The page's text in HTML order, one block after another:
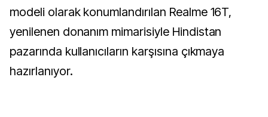
modeli olarak konumlandırılan Realme 16T,
yenilenen donanım mimarisiyle Hindistan
pazarında kullanıcıların karşısına çıkmaya
hazırlanıyor.